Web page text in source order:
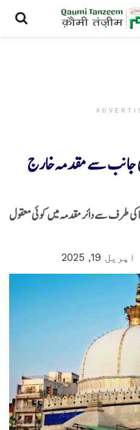
کی جانب سے مقدمہ خارج
کی طرف سے دائر مقدمہ میں کوئی معقول
اپریل 19, 2025